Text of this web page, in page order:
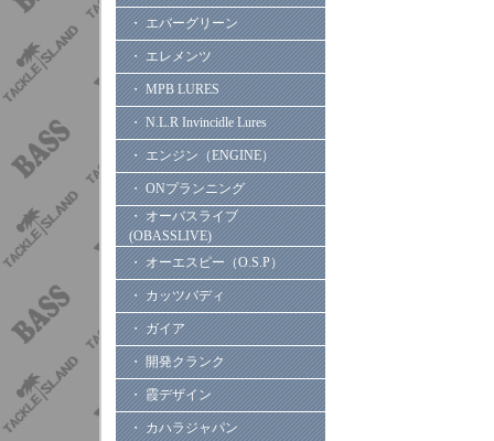
・ エバーグリーン
・ エレメンツ
・ MPB LURES
・ N.L.R Invincidle Lures
・ エンジン（ENGINE）
・ ONプランニング
・ オーバスライブ
(OBASSLIVE)
・ オーエスピー（O.S.P）
・ カッツバディ
・ ガイア
・ 開発クランク
・ 霞デザイン
・ カハラジャパン